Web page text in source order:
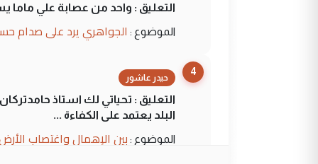
التعليق : واحد من عصابة علي ماما
الموضوع : الجواهري يرد على صدام
4
حيدر عاشور
التعليق : تحياتي لك استاذ
البلد يعتمد على الكفاءة ...
الموضوع : بين الإهمال واغتصاب